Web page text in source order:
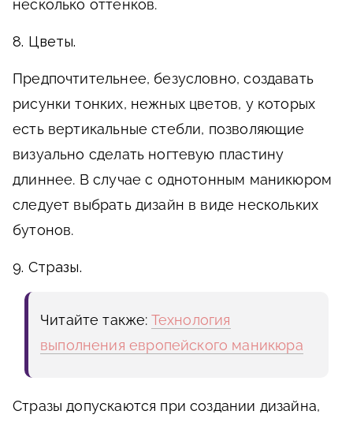
несколько оттенков.
8. Цветы.
Предпочтительнее, безусловно, создавать
рисунки тонких, нежных цветов, у которых
есть вертикальные стебли, позволяющие
визуально сделать ногтевую пластину
длиннее. В случае с однотонным маникюром
следует выбрать дизайн в виде нескольких
бутонов.
9. Стразы.
Читайте также: Технология
выполнения европейского маникюра
Стразы допускаются при создании дизайна,